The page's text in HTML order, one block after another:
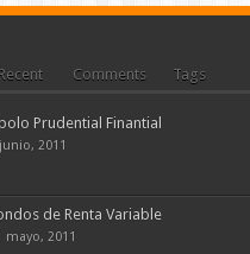
Recent Comments Tags
Prudential Finantial
2011
de Renta Variable
mayo, 2011